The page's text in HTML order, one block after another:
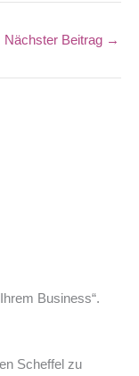
Nächster Beitrag →
Business“.
Scheffel zu